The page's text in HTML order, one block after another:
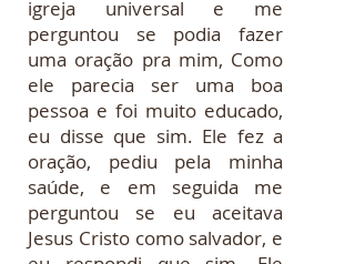
igreja universal e me
perguntou se podia fazer
uma oração pra mim, Como
ele parecia ser uma boa
pessoa e foi muito educado,
eu disse que sim. Ele fez a
oração, pediu pela minha
saúde, e em seguida me
perguntou se eu aceitava
Jesus Cristo como salvador, e